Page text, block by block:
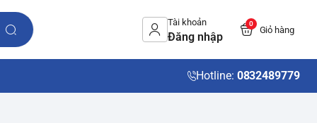
Tài khoản
Đăng nhập
0
Giỏ hàng
Hotline: 0832489779